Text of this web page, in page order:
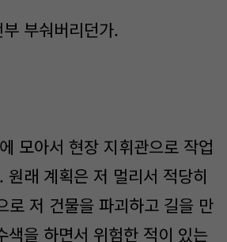
부숴버리던가.
모아서 현장 지휘관으로 작업
원래 계획은 저 멀리서 적당히
로 저 건물을 파괴하고 길을 만
색을 하면서 위험한 적이 있는